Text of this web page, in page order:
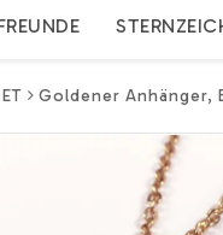
Goldener Anhänger,